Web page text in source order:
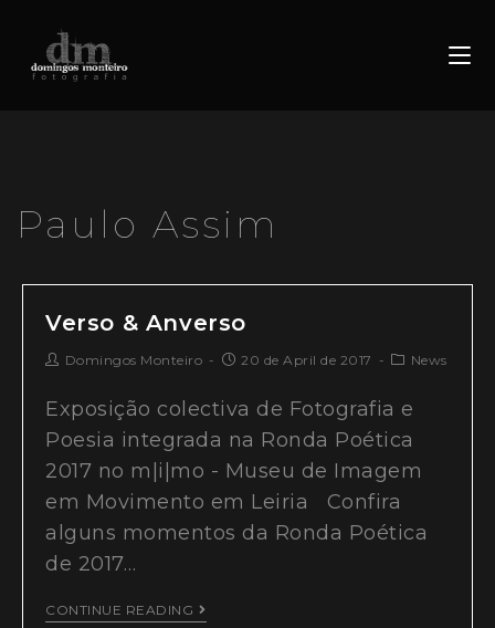
Paulo Assim
Verso & Anverso
Domingos Monteiro 20 de April de 2017 News
Exposição colectiva de Fotografia e
Poesia integrada na Ronda Poética
2017 no m|i|mo - Museu de Imagem
em Movimento em Leiria Confira
alguns momentos da Ronda Poética
de 2017…
CONTINUE READING